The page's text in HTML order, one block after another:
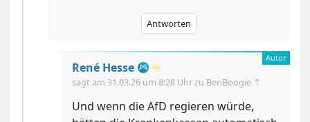
Antworten
René Hesse ♾️
sagt am 31.03.26 um 8:28 Uhrzu BenBoogie ⇡
Und wenn die AfD regieren würde,